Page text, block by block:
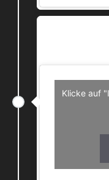
Klicke auf